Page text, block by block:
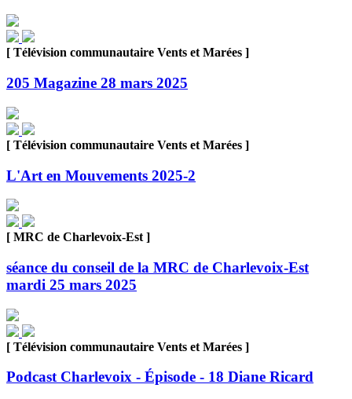
[ Télévision communautaire Vents et Marées ]
205 Magazine 28 mars 2025
[ Télévision communautaire Vents et Marées ]
L'Art en Mouvements 2025-2
[ MRC de Charlevoix-Est ]
séance du conseil de la MRC de Charlevoix-Est
mardi 25 mars 2025
[ Télévision communautaire Vents et Marées ]
Podcast Charlevoix - Épisode - 18 Diane Ricard